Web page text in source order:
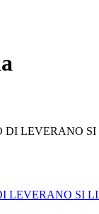
LEVERANO SI